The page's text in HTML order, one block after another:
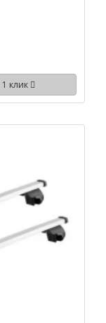
1 клик